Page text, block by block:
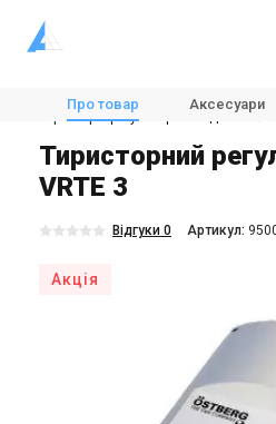
Магазин Вентиляція
Тиристорні регулятори швидкості
Про товар Аксесуари
Тиристорний
VRTE 3
Відгуки 0 Aртикул:
Акція